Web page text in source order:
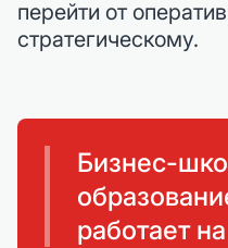
перейти от
стратегическому.
Бизнес-
работает